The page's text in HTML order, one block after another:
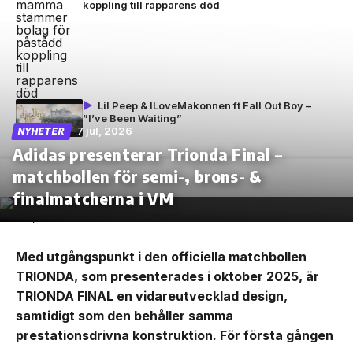
koppling till rapparens död
Lil Peep & ILoveMakonnen ft Fall Out Boy –
”I’ve Been Waiting”
NYHETER 7 jul, 2026
Adidas presenterar Trionda Final –
matchbollen för semi-, brons- &
finalmatcherna i VM
Med utgångspunkt i den officiella matchbollen
TRIONDA, som presenterades i oktober 2025, är
TRIONDA FINAL en vidareutvecklad design,
samtidigt som den behåller samma
prestationsdrivna konstruktion. För första gången